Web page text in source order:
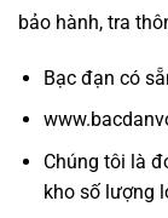
bảo hành, tra
Bạc đạn có
Chúng tôi là
kho số lượng